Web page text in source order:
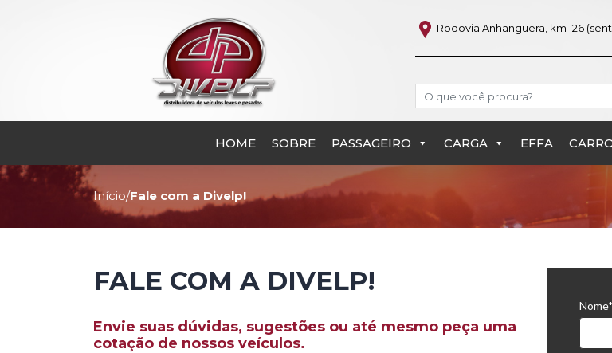
Rodovia Anhanguera, km 126
Search
HOME SOBRE PASSAGEIRO CARGA EFFA
Fale com a Divelp!
Início/Fale com a Divelp!
FALE COM A DIVELP!
Envie suas dúvidas, sugestões ou até mesmo peça uma
cotação de nossos veículos.
Nome*